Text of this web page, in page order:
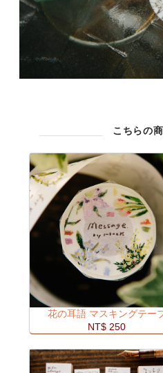
こちらの
花の耳語 マスキングテー
NT$ 250